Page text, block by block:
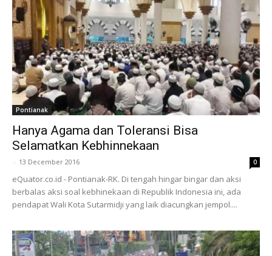
Pontianak
Hanya Agama dan Toleransi Bisa
Selamatkan Kebhinnekaan
- 13 December 2016 0
eQuator.co.id - Pontianak-RK. Di tengah hingar bingar dan aksi
berbalas aksi soal kebhinekaan di Republik Indonesia ini, ada
pendapat Wali Kota Sutarmidji yang laik diacungkan jempol....